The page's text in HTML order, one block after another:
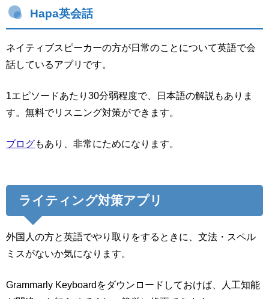
Hapa英会話
ネイティブスピーカーの方が日常のことについて英語で会
話しているアプリです。
1エピソードあたり30分弱程度で、日本語の解説もありま
す。無料でリスニング対策ができます。
ブログもあり、非常にためになります。
ライティング対策アプリ
外国人の方と英語でやり取りをするときに、文法・スペル
ミスがないか気になります。
Grammarly Keyboardをダウンロードしておけば、人工知能